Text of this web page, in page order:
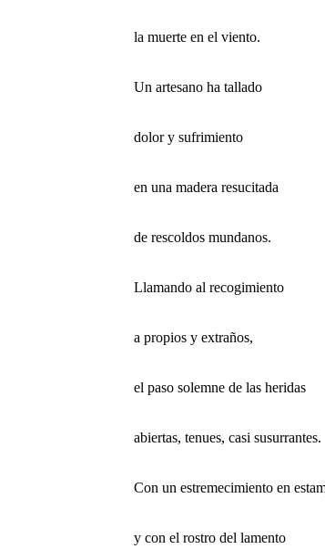
la muerte en el viento.
Un artesano ha tallado
dolor y sufrimiento
en una madera resucitada
de rescoldos mundanos.
Llamando al recogimiento
a propios y extraños,
el paso solemne de las heridas
abiertas, tenues, casi susurrantes.
Con un estremecimiento en
y con el rostro del lamento